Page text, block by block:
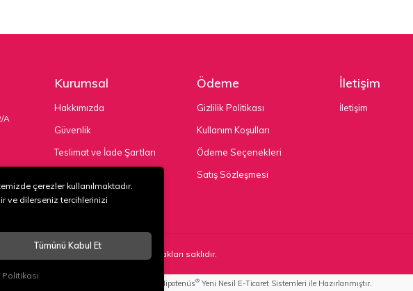
A
Kurumsal
Hakkımızda
Güvenlik
Teslimat ve İade Şartları
Ödeme
Gizlilik Politikası
Kullanım Koşulları
Ödeme Seçenekleri
Satış Sözleşmesi
İletişim
İletişim
KONF. TİC. VE SAN. LTD. ŞTİ . Tüm hakları saklıdır.
Hipotenüs®Yeni Nesil E-Ticaret Sistemleri ile Hazırlanmıştır.
çerezler kullanılmaktadır.
ve dilerseniz tercihlerinizi
Tümünü Kabul Et